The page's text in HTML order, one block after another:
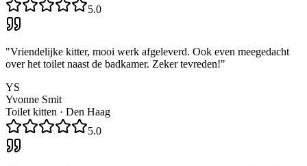
5.0
"Vriendelijke kitter, mooi werk afgeleverd. Ook even meegedacht
over het toilet naast de badkamer. Zeker tevreden!"
YS
Yvonne Smit
Toilet kitten · Den Haag
5.0